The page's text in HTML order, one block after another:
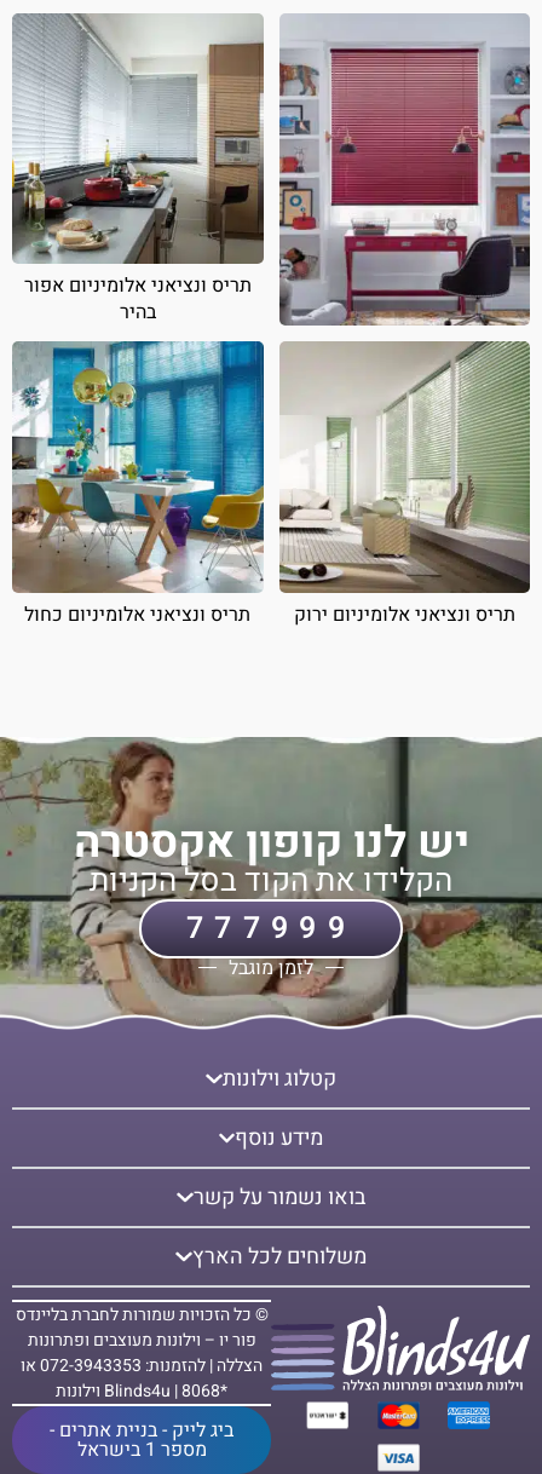
תריס ונציאני אלומיניום אדום
תריס ונציאני אלומיניום אפור
בהיר
תריס ונציאני אלומיניום ירוק תריס ונציאני אלומיניום כחול
יש לנו קופון אקסטרה
הקלידו את הקוד בסל הקניות
777999
לזמן מוגבל
© כל הזכויות שמורות לחברת בליינדס
פור יו – וילונות מעוצבים ופתרונות
הצללה | להזמנות: 072-3943353 או
*8068 | Blinds4u וילונות
ביג לייק - בניית אתרים -
מספר 1 בישראל
קטלוג וילונות
מידע נוסף
בואו נשמור על קשר
משלוחים לכל הארץ